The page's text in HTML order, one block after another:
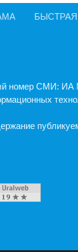
номер СМИ: